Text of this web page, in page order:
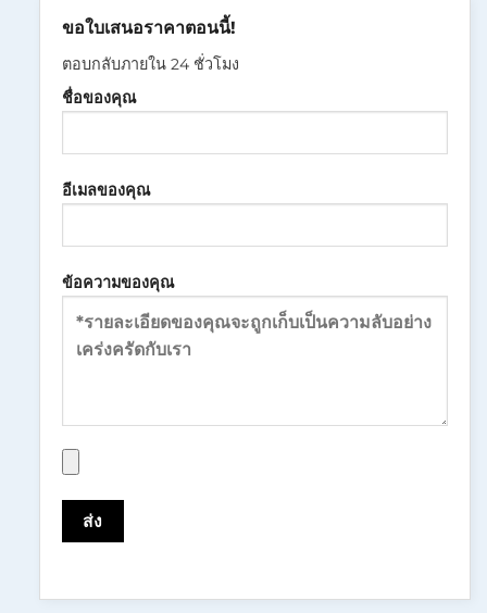
ขอใบเสนอราคาตอนนี้!
ตอบกลับภายใน 24 ชั่วโมง
ชื่อของคุณ
อีเมลของคุณ
ข้อความของคุณ